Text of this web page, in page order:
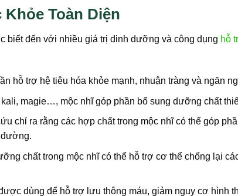
Toàn Diện
biết đến với nhiều giá trị dinh dưỡng và công dụng hỗ
hỗ trợ hệ tiêu hóa khỏe mạnh, nhuận tràng và ngăn
magie…, mộc nhĩ góp phần bổ sung dưỡng chất
chỉ ra rằng các hợp chất trong mộc nhĩ có thể góp
chất trong mộc nhĩ có thể hỗ trợ cơ thể chống lại
dùng để hỗ trợ lưu thông máu, giảm nguy cơ hình